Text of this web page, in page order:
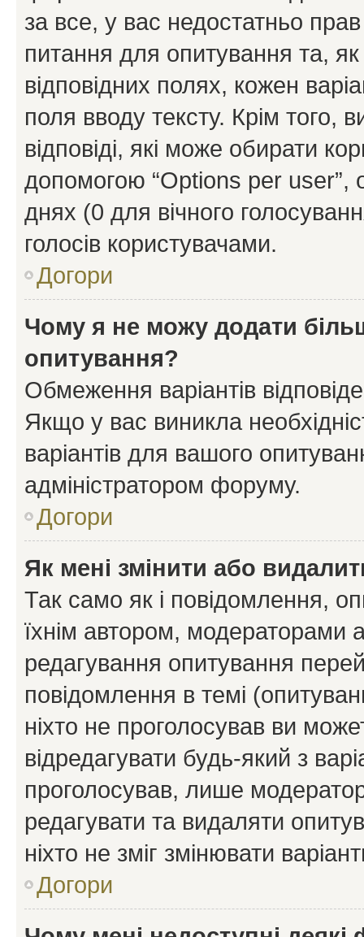
за все, у вас недостатньо
питання для опитування та, як
відповідних полях, кожен
поля вводу тексту. Крім того,
відповіді, які може обирати
допомогою “Options per user”,
днях (0 для вічного
голосів користувачами.
Догори
Чому я не можу додати
опитування?
Обмеження варіантів
Якщо у вас виникла
варіантів для вашого
адміністратором форуму.
Догори
Як мені змінити або
Так само як і повідомлення,
їхнім автором, модераторами
редагування опитування
повідомлення в темі
ніхто не проголосував ви
відредагувати будь-який з
проголосував, лише
редагувати та видаляти
ніхто не зміг змінювати
Догори